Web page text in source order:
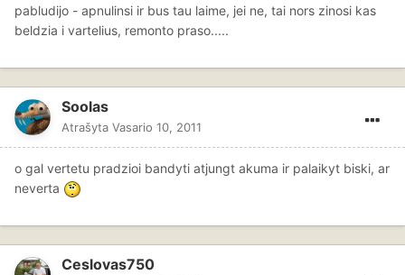
pabludijo - apnulinsi ir bus tau laime, jei ne, tai nors zinosi kas
beldzia i vartelius, remonto praso.....
Soolas
Atrašyta Vasario 10, 2011
o gal vertetu pradzioi bandyti atjungt akuma ir palaikyt biski, ar
neverta
Ceslovas750